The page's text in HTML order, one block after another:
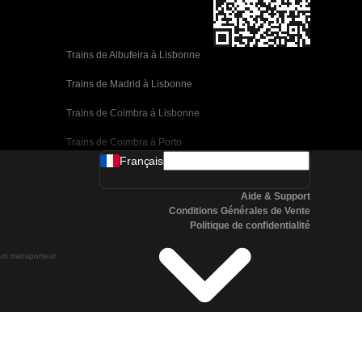
Trains de Albufeira à Lisbonne
Trains de Madrid à Lisbonne
Trains de Coimbra à Lisbonne
Trains de Coimbra à Porto
Trains de Valence à Barcelone
Trains de Malaga à Barcelone
Trains de Malaga à Madrid
Trains de Cordoue à Madrid
transporteur
Français
Aide & Support
Conditions Générales de Vente
Politique de confidentialité